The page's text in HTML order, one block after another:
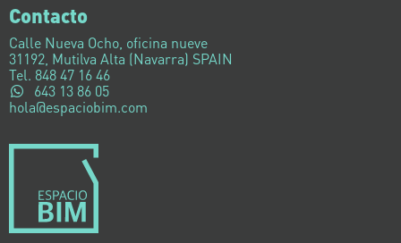
Contacto
Calle Nueva Ocho, oficina nueve
31192, Mutilva Alta (Navarra) SPAIN
Tel. 848 47 16 46
643 13 86 05
hola@espaciobim.com